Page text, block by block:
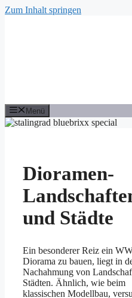
Zum Inhalt springen
Menü
Dioramen-
und Städte
Ein besonderer Reiz ein
Diorama zu bauen, liegt in
Nachahmung von
Städten. Ähnlich, wie beim
klassischen Modellbau,